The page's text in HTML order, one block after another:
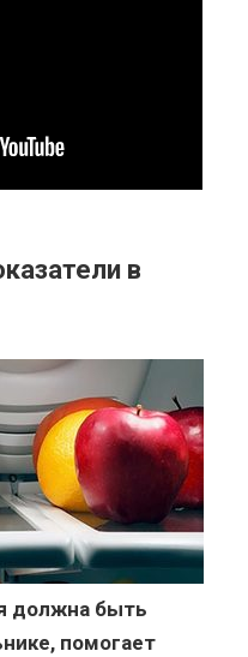
в
должна быть
помогает